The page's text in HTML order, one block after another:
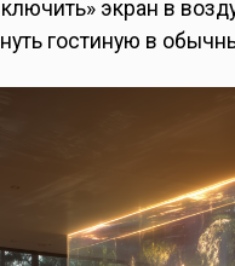
экран в
гостиную в